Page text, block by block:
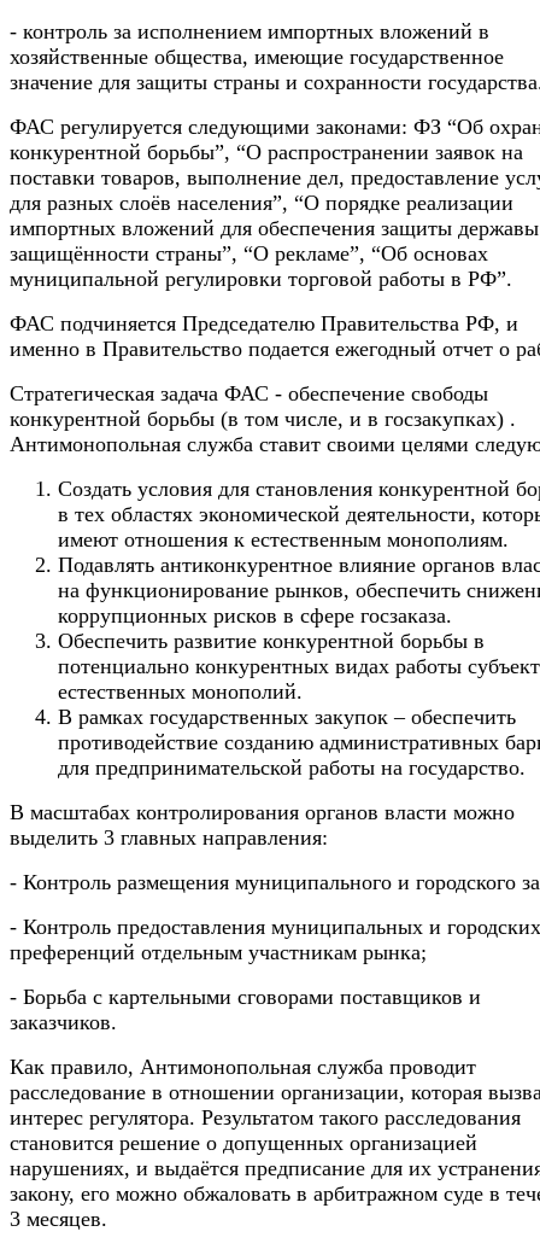
- контроль за исполнением импортных вложений в
хозяйственные общества, имеющие государственное
значение для защиты страны и сохранности
ФАС регулируется следующими законами: ФЗ “Об
конкурентной борьбы”, “О распространении заявок на
поставки товаров, выполнение дел, предоставление
для разных слоёв населения”, “О порядке реализации
импортных вложений для обеспечения защиты
защищённости страны”, “О рекламе”, “Об основах
муниципальной регулировки торговой работы в РФ”.
ФАС подчиняется Председателю Правительства РФ, и
именно в Правительство подается ежегодный отчет о
Стратегическая задача ФАС - обеспечение свободы
конкурентной борьбы (в том числе, и в госзакупках) .
Антимонопольная служба ставит своими целями
Создать условия для становления конкурентной
в тех областях экономической деятельности,
имеют отношения к естественным монополиям.
Подавлять антиконкурентное влияние органов
на функционирование рынков, обеспечить
коррупционных рисков в сфере госзаказа.
Обеспечить развитие конкурентной борьбы в
потенциально конкурентных видах работы
естественных монополий.
В рамках государственных закупок – обеспечить
противодействие созданию административных
для предпринимательской работы на государство.
В масштабах контролирования органов власти можно
выделить 3 главных направления:
- Контроль размещения муниципального и городского
- Контроль предоставления муниципальных и городских
преференций отдельным участникам рынка;
- Борьба с картельными сговорами поставщиков и
заказчиков.
Как правило, Антимонопольная служба проводит
расследование в отношении организации, которая
интерес регулятора. Результатом такого расследования
становится решение о допущенных организацией
нарушениях, и выдаётся предписание для их
закону, его можно обжаловать в арбитражном суде в
3 месяцев.